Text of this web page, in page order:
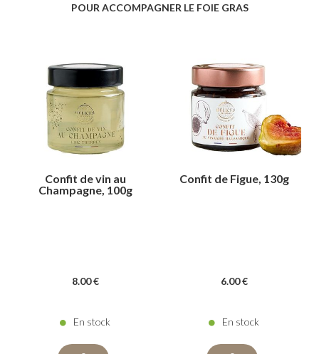
POUR ACCOMPAGNER LE FOIE GRAS
Confit de vin au
Champagne, 100g
8.00 €
En stock
Confit de Figue, 130g
6.00 €
En stock